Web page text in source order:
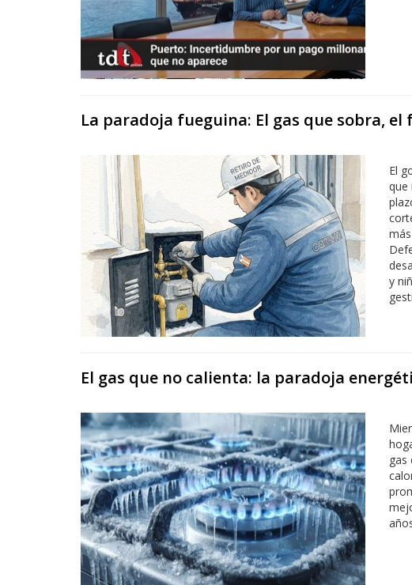
La paradoja fueguina: El gas que sobra,
El
que
y
El gas que no calienta: la paradoja
gas